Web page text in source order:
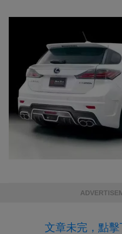
文章未完，點